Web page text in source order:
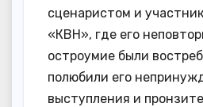
сценаристом и
«КВН», где его
остроумие были
полюбили его
выступления и